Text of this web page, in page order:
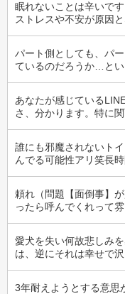
眠れないことは辛いで
ストレスや不安が原因
パート側としても、パ
ているのだろうか…とい
あなたが感じている
さ、分かります。特に
誰にも邪魔されないト
んでる可能性アリ笑長
頼れ（問題【面倒事】
ったら呼んでくれって
愛犬を失い何故悲しみ
は、逆にそれは幸せで
3年耐えようとする意思